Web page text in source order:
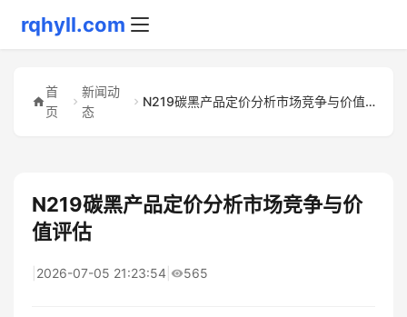
rqhyll.com
首
页
新闻动
态
N219碳黑产品定价分析市场竞争与价值评估
N219碳黑产品定价分析市场竞争与价
值评估
2026-07-05 21:23:54 565